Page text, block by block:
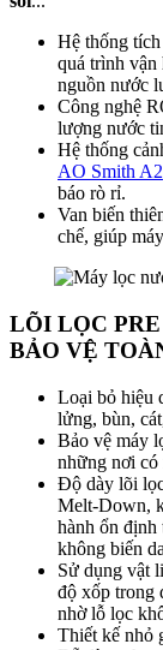
Hệ thống
quá trình vận
nguồn nước
Công nghệ
lượng nước
Hệ thống
AO Smith A2
báo rò rỉ.
Van biến
chế, giúp
LÕI LỌC
BẢO VỆ
Loại bỏ hiệu
lửng, bùn,
Bảo vệ máy
những nơi có
Độ dày lõi
Melt-Down,
hành ổn định
không biến
Sử dụng vật
độ xốp trong
nhờ lỗ lọc
Thiết kế nhỏ